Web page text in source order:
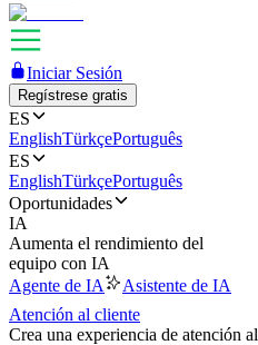
Iniciar Sesión
Regístrese gratis
ES
EnglishTürkçePortuguês
ES
EnglishTürkçePortuguês
Oportunidades
IA
Aumenta el rendimiento del
equipo con IA
Agente de IA
Asistente de IA
Atención al cliente
Crea una experiencia de atención al